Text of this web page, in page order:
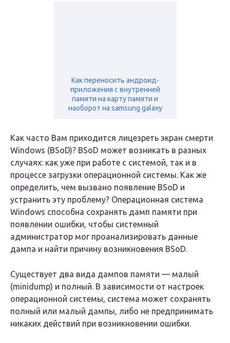
Как переносить андроид-
приложения с внутренней
памяти на карту памяти и
наоборот на samsung galaxy
Как часто Вам приходится лицезреть экран смерти
Windows (BSoD)? BSoD может возникать в разных
случаях: как уже при работе с системой, так и в
процессе загрузки операционной системы. Как же
определить, чем вызвано появление BSoD и
устранить эту проблему? Операционная система
Windows способна сохранять дамп памяти при
появлении ошибки, чтобы системный
администратор мог проанализировать данные
дампа и найти причину возникновения BSoD.
Существует два вида дампов памяти — малый
(minidump) и полный. В зависимости от настроек
операционной системы, система может сохранять
полный или малый дампы, либо не предпринимать
никаких действий при возникновении ошибки.